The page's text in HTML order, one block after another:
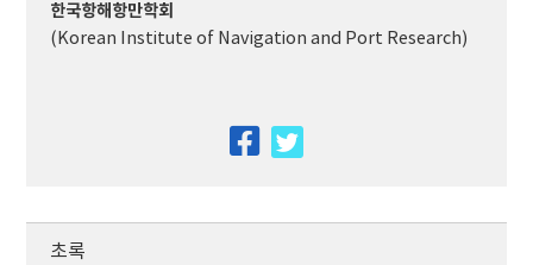
한국항해항만학회
(Korean Institute of Navigation and Port Research)
facebook
초록